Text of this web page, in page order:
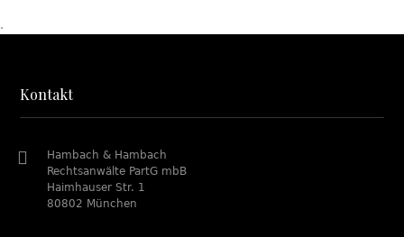
.
Kontakt
Hambach & Hambach
Rechtsanwälte PartG mbB
Haimhauser Str. 1
80802 München